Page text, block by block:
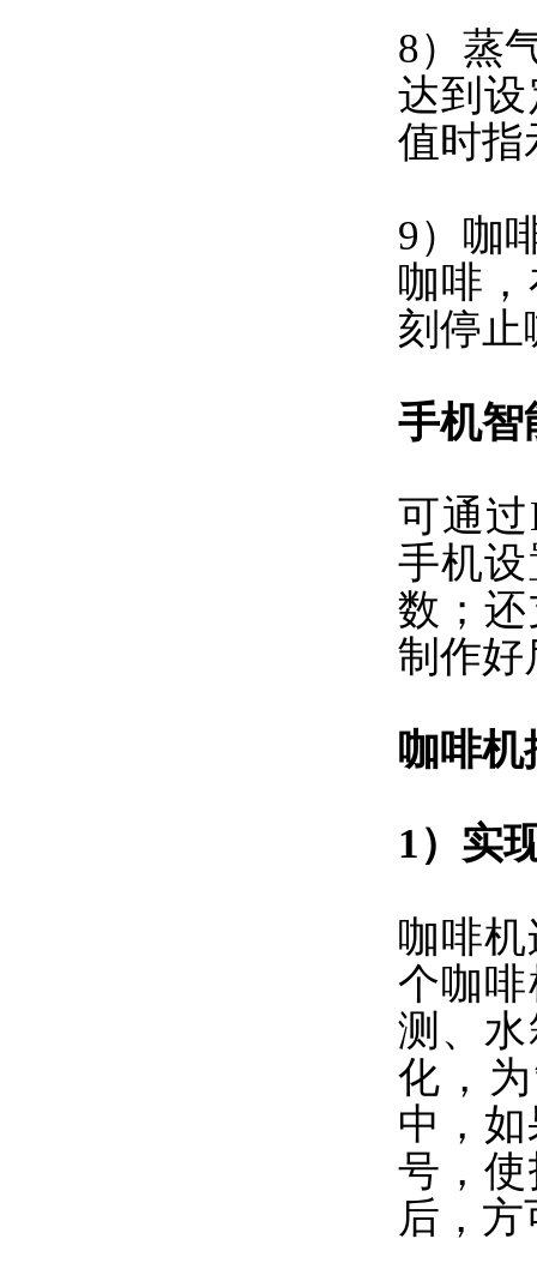
8）蒸
达到
值时指
9）咖
咖啡
刻停止
手机智
可通
手机
数；
制作好
咖啡机
1）实
咖啡
个咖
测、
化，
中，
号，
后，